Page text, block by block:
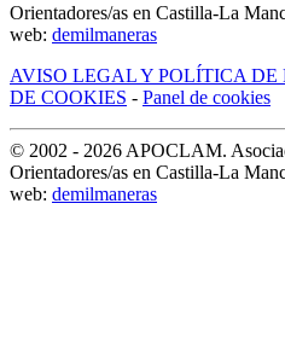
Orientadores/as en Castilla-La
web: demilmaneras
AVISO LEGAL Y POLÍTICA DE
DE COOKIES - Panel de cookies
© 2002 - 2026 APOCLAM.
Orientadores/as en Castilla-La
web: demilmaneras